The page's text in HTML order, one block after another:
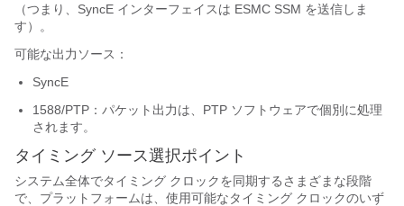
（つまり、SyncE インターフェイスは ESMC SSM を送信しま
す）。
可能な出力ソース：
SyncE
1588/PTP：パケット出力は、PTP ソフトウェアで個別に処理
されます。
タイミング ソース選択ポイント
システム全体でタイミング クロックを同期するさまざまな段階
で、プラットフォームは、使用可能なタイミング クロックのいず